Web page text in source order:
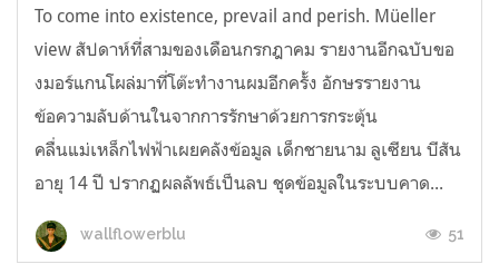
To come into existence, prevail and perish. Müeller
view สัปดาห์ที่สามของเดือนกรกฎาคม รายงานอีกฉบับขอ
งมอร์แกนโผล่มาที่โต๊ะทำงานผมอีกครั้ง อักษรรายงาน
ข้อความลับด้านในจากการรักษาด้วยการกระตุ้น
คลื่นแม่เหล็กไฟฟ้าเผยคลังข้อมูล เด็กชายนาม ลูเซียน บีสัน
อายุ 14 ปี ปรากฏผลลัพธ์เป็นลบ ชุดข้อมูลในระบบคาด...
wallflowerblu 51